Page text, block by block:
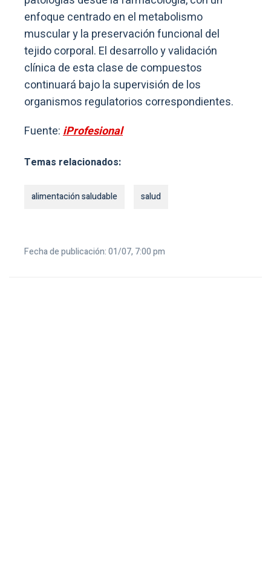
enfoque centrado en el metabolismo
muscular y la preservación funcional del
tejido corporal. El desarrollo y validación
clínica de esta clase de compuestos
continuará bajo la supervisión de los
organismos regulatorios correspondientes.
Fuente:iProfesional
Temas relacionados:
alimentación saludable salud
Fecha de publicación: 01/07, 7:00 pm